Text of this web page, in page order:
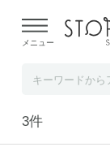
よる配送遅延が発
メニュー
在庫なし
3件